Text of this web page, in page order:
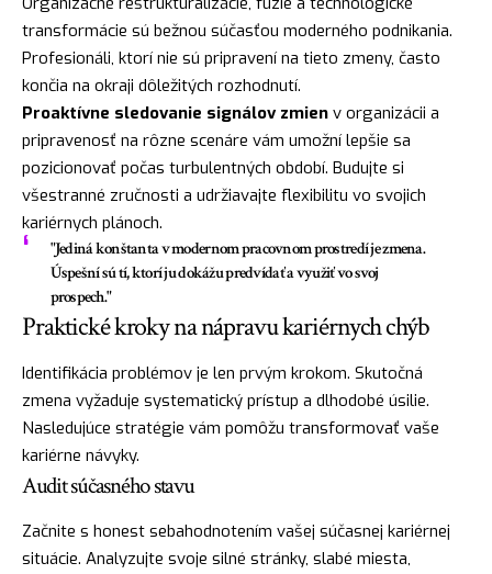
transformácie sú bežnou súčasťou moderného podnikania.
Profesionáli, ktorí nie sú pripravení na tieto zmeny, často
končia na okraji dôležitých rozhodnutí.
Proaktívne sledovanie signálov zmien v organizácii a
pripravenosť na rôzne scenáre vám umožní lepšie sa
pozicionovať počas turbulentných období. Budujte si
všestranné zručnosti a udržiavajte flexibilitu vo svojich
kariérnych plánoch.
"Jediná konštanta v modernom pracovnom prostredí je zmena.
Úspešní sú tí, ktorí ju dokážu predvídať a využiť vo svoj
prospech."
Praktické kroky na nápravu kariérnych chýb
Identifikácia problémov je len prvým krokom. Skutočná
zmena vyžaduje systematický prístup a dlhodobé úsilie.
Nasledujúce stratégie vám pomôžu transformovať vaše
kariérne návyky.
Audit súčasného stavu
Začnite s honest sebahodnotením vašej súčasnej kariérnej
situácie. Analyzujte svoje silné stránky, slabé miesta,